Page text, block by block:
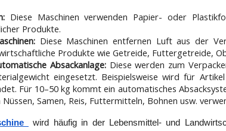
Diese Maschinen verwenden Papier- oder
Produkte.
Diese Maschinen entfernen Luft aus der
Produkte wie Getreide, Futtergetreide,
Absackanlage: Diese werden zum
eingesetzt. Beispielsweise wird für
Für 10–50 kg kommt ein automatisches
Samen, Reis, Futtermitteln, Bohnen usw.
wird häufig in der Lebensmittel- und